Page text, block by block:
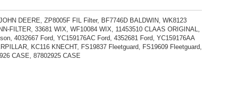
DEERE, ZP8005F FIL Filter, BF7746D BALDWIN, WK8123
FILTER, 33681 WIX, WF10084 WIX, 11453510 CLAAS ORIGINAL,
4032667 Ford, YC159176AC Ford, 4352681 Ford, YC159176AA
KC116 KNECHT, FS19837 Fleetguard, FS19609 Fleetguard,
CASE, 87802925 CASE